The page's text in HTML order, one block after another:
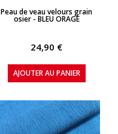
APERÇU RAPIDE
Peau de veau velours grain
osier - BLEU ORAGE
24,90 €
AJOUTER AU PANIER